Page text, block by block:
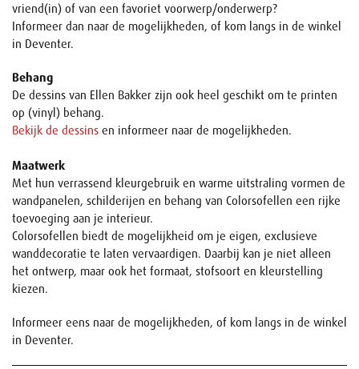
vriend(in) of van een favoriet voorwerp/onderwerp?
Informeer dan naar de mogelijkheden, of kom langs in de winkel
in Deventer.
Behang
De dessins van Ellen Bakker zijn ook heel geschikt om te printen
op (vinyl) behang.
Bekijk de dessins en informeer naar de mogelijkheden.
Maatwerk
Met hun verrassend kleurgebruik en warme uitstraling vormen de
wandpanelen, schilderijen en behang van Colorsofellen een rijke
toevoeging aan je interieur.
Colorsofellen biedt de mogelijkheid om je eigen, exclusieve
wanddecoratie te laten vervaardigen. Daarbij kan je niet alleen
het ontwerp, maar ook het formaat, stofsoort en kleurstelling
kiezen.
Informeer eens naar de mogelijkheden, of kom langs in de winkel
in Deventer.